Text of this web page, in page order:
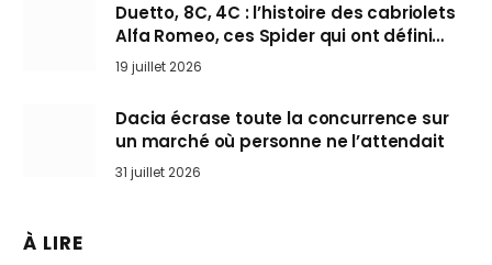
Duetto, 8C, 4C : l’histoire des cabriolets
Alfa Romeo, ces Spider qui ont défini
l’art de rouler cheveux au vent
19 juillet 2026
Dacia écrase toute la concurrence sur
un marché où personne ne l’attendait
31 juillet 2026
À LIRE